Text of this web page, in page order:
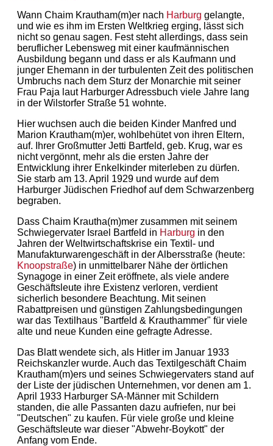
Wann Chaim Krautham(m)er nach Harburg gelangte,
und wie es ihm im Ersten Weltkrieg erging, lässt sich
nicht so genau sagen. Fest steht allerdings, dass sein
beruflicher Lebensweg mit einer kaufmännischen
Ausbildung begann und dass er als Kaufmann und
junger Ehemann in der turbulenten Zeit des politischen
Umbruchs nach dem Sturz der Monarchie mit seiner
Frau Paja laut Harburger Adressbuch viele Jahre lang
in der Wilstorfer Straße 51 wohnte.
Hier wuchsen auch die beiden Kinder Manfred und
Marion Krautham(m)er, wohlbehütet von ihren Eltern,
auf. Ihrer Großmutter Jetti Bartfeld, geb. Krug, war es
nicht vergönnt, mehr als die ersten Jahre der
Entwicklung ihrer Enkelkinder miterleben zu dürfen.
Sie starb am 13. April 1929 und wurde auf dem
Harburger Jüdischen Friedhof auf dem Schwarzenberg
begraben.
Dass Chaim Krautha(m)mer zusammen mit seinem
Schwiegervater Israel Bartfeld in Harburg in den
Jahren der Weltwirtschaftskrise ein Textil- und
Manufakturwarengeschäft in der Albersstraße (heute:
Knoopstraße) in unmittelbarer Nähe der örtlichen
Synagoge in einer Zeit eröffnete, als viele andere
Geschäftsleute ihre Existenz verloren, verdient
sicherlich besondere Beachtung. Mit seinen
Rabattpreisen und günstigen Zahlungsbedingungen
war das Textilhaus "Bartfeld & Krauthammer" für viele
alte und neue Kunden eine gefragte Adresse.
Das Blatt wendete sich, als Hitler im Januar 1933
Reichskanzler wurde. Auch das Textilgeschäft Chaim
Krautham(m)ers und seines Schwiegervaters stand auf
der Liste der jüdischen Unternehmen, vor denen am 1.
April 1933 Harburger SA-Männer mit Schildern
standen, die alle Passanten dazu aufriefen, nur bei
"Deutschen" zu kaufen. Für viele große und kleine
Geschäftsleute war dieser "Abwehr-Boykott" der
Anfang vom Ende.